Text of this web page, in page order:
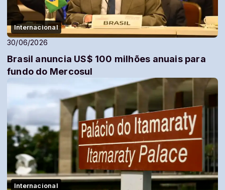
Internacional
30/06/2026
Brasil anuncia US$ 100 milhões anuais para
fundo do Mercosul
Internacional